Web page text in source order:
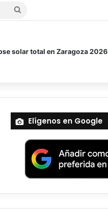
Buscar
solar total en Zaragoza 2026
Elígenos en Google